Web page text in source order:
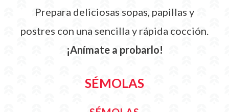
Prepara deliciosas sopas, papillas y
postres con una sencilla y rápida cocción.
¡Anímate a probarlo!
SÉMOLAS